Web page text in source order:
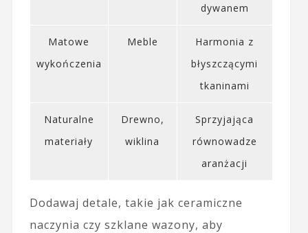
dywanem
Matowe
wykończenia
Meble
Harmonia z
błyszczącymi
tkaninami
Naturalne
materiały
Drewno,
wiklina
Sprzyjająca
równowadze
aranżacji
Dodawaj detale, takie jak ceramiczne
naczynia czy szklane wazony, aby